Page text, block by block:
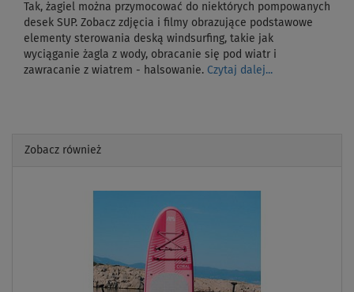
Tak, żagiel można przymocować do niektórych pompowanych
desek SUP. Zobacz zdjęcia i filmy obrazujące podstawowe
elementy sterowania deską windsurfing, takie jak
wyciąganie żagla z wody, obracanie się pod wiatr i
zawracanie z wiatrem - halsowanie. Czytaj dalej...
Zobacz również